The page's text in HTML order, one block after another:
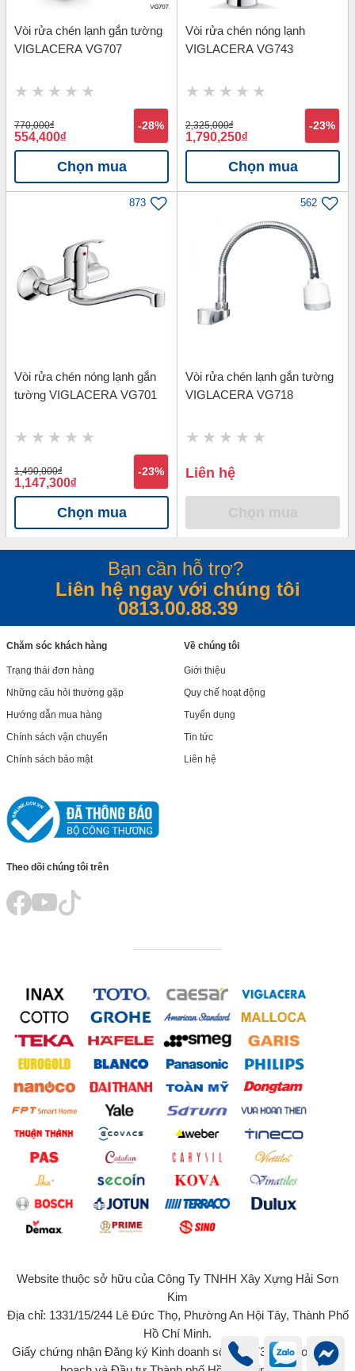
Vòi rửa chén lạnh gắn tường
VIGLACERA VG707
770,000đ
554,400đ
-28%
Chọn mua
Vòi rửa chén nóng lạnh
VIGLACERA VG743
2,325,000đ
1,790,250đ
-23%
Chọn mua
873
Vòi rửa chén nóng lạnh gắn
tường VIGLACERA VG701
1,490,000đ
1,147,300đ
-23%
Chọn mua
562
Vòi rửa chén lạnh gắn tường
VIGLACERA VG718
Liên hệ
Bạn cần hỗ trợ?
Liên hệ ngay với chúng tôi
0813.00.88.39
Chăm sóc khách hàng
Trạng thái đơn hàng
Những câu hỏi thường gặp
Hướng dẫn mua hàng
Chính sách vận chuyển
Chính sách bảo mật
Về chúng tôi
Giới thiệu
Quy chế hoạt động
Tuyển dụng
Tin tức
Liên hệ
Theo dõi chúng tôi trên
Website thuộc sở hữu của Công Ty TNHH Xây Xựng Hải Sơn
Kim
Địa chỉ: 1331/15/244 Lê Đức Thọ, Phường An Hội Tây, Thành Phố
Hồ Chí Minh.
Giấy chứng nhận Đăng ký Kinh doanh số 0315734131 do Sở Kế